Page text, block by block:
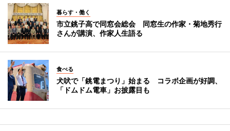
暮らす・働く
市立銚子高で同窓会総会 同窓生の作家・菊地秀行
さんが講演、作家人生語る
食べる
犬吠で「銚電まつり」始まる コラボ企画が好調、
「ドムドム電車」お披露目も